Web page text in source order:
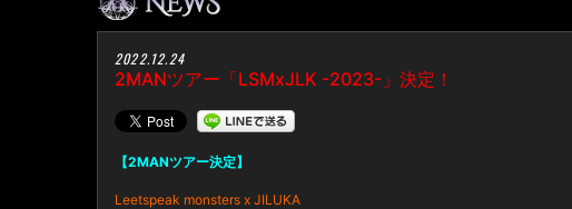
2022.12.24
2MANツアー「LSMxJLK -2023-」決定！
【2MANツアー決定】
Leetspeak monsters x JILUKA